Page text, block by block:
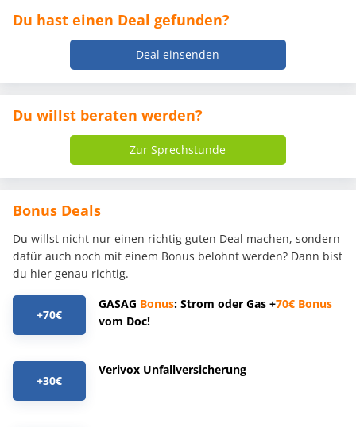
Du hast einen Deal gefunden?
Deal einsenden
Du willst beraten werden?
Zur Sprechstunde
Bonus Deals
Du willst nicht nur einen richtig guten Deal machen, sondern
dafür auch noch mit einem Bonus belohnt werden? Dann bist
du hier genau richtig.
+70€
GASAG Bonus: Strom oder Gas +70€ Bonus
vom Doc!
+30€
Verivox Unfallversicherung